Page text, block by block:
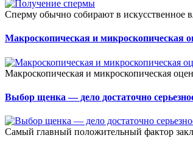
Сперму обычно собирают в искусственное
Макроскопическая и микроскопическая
Макроскопическая и микроскопическая
Выбор щенка — дело достаточно
Самый главный положительный фактор